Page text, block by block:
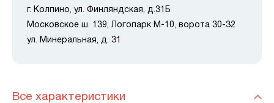
г. Колпино, ул. Финляндская, д.31Б
Московское ш. 139, Логопарк М-10, ворота 30-32
ул. Минеральная, д. 31
Все характеристики